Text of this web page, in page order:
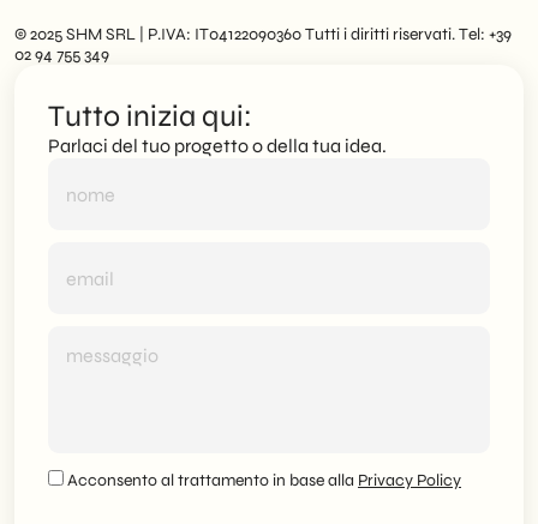
© 2025 SHM SRL | P.IVA: IT04122090360 Tutti i diritti riservati. Tel: +39
02 94 755 349
Tutto inizia qui:
Parlaci del tuo progetto o della tua idea.
Acconsento al trattamento in base alla Privacy Policy